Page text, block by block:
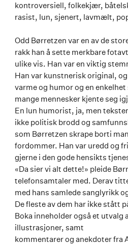
kontroversiell, folkekjær,
rasist, lun, sjenert, lavmælt,
Odd Børretzen var en av de
rakk han å sette merkbare
ulike vis. Han var en viktig
Han var kunstnerisk original,
varme og humor og en
mange mennesker kjente seg
En lun humorist, ja, men
ikke politisk brodd og
som Børretzen skrape borti
fordommer. Han var uredd og
gjerne i den gode hensikts
«Da sier vi alt dette!» pleide
telefonsamtaler med. Derav
med hans samlede sanglyrikk
De fleste av dem har ikke stått
Boka inneholder også et utvalg
illustrasjoner, samt
kommentarer og anekdoter fra